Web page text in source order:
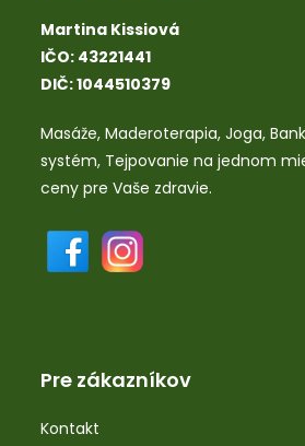
Martina Kissiová
IČO: 43221441
DIČ: 1044510379
Masáže,Maderoterapia,Joga,
systém, Tejpovanie na jednom
ceny pre Vaše zdravie.
Pre zákazníkov
Kontakt